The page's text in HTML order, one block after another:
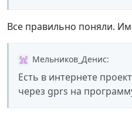
Все правильно поняли.
Мельников_Денис:
Есть в интернете
через gprs на